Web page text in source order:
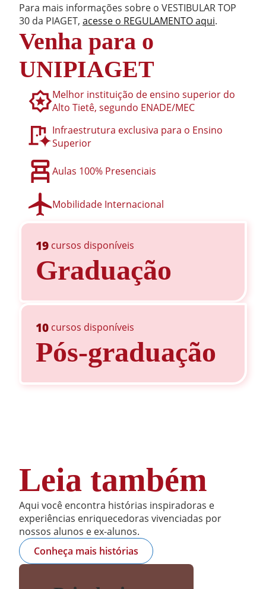
Para mais informações sobre o VESTIBULAR TOP
30 da PIAGET, acesse o REGULAMENTO aqui.
Venha para o
UNIPIAGET
Melhor instituição de ensino superior do
Alto Tietê, segundo ENADE/MEC
Infraestrutura exclusiva para o Ensino
Superior
Aulas 100% Presenciais
Mobilidade Internacional
19 cursos disponíveis
Graduação
10 cursos disponíveis
Pós-graduação
Leia também
Aqui você encontra histórias inspiradoras e
experiências enriquecedoras vivenciadas por
nossos alunos e ex-alunos.
Conheça mais histórias